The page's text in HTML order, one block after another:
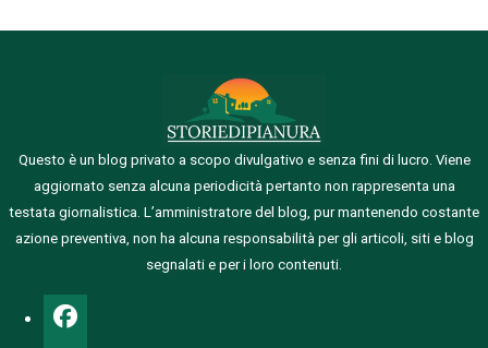
Questo è un blog privato a scopo divulgativo e senza fini di lucro. Viene
aggiornato senza alcuna periodicità pertanto non rappresenta una
testata giornalistica. L’amministratore del blog, pur mantenendo costante
azione preventiva, non ha alcuna responsabilità per gli articoli, siti e blog
segnalati e per i loro contenuti.